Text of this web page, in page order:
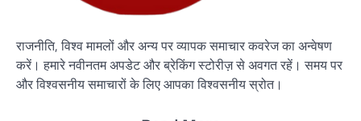
राजनीति, विश्व मामलों और अन्य पर व्यापक समाचार कवरेज का अन्वेषण
करें। हमारे नवीनतम अपडेट और ब्रेकिंग स्टोरीज़ से अवगत रहें। समय पर
और विश्वसनीय समाचारों के लिए आपका विश्वसनीय स्रोत।